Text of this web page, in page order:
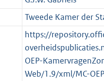
b K
Tweede Kamer der
https://
OEP-
Web/1.9/xml/MC-